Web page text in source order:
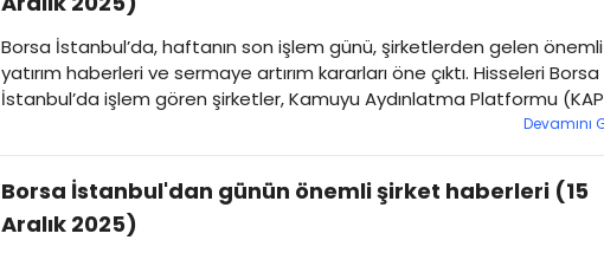
Borsa İstanbul’da, haftanın son işlem günü, şirketlerden gelen önemli
yatırım haberleri ve sermaye artırım kararları öne çıktı. Hisseleri Borsa
İstanbul’da işlem gören şirketler, Kamuyu Aydınlatma Platformu
duyurularıyla son gelişmelere dair yatırımcılarını bilgilendirdi. İşte
İstanbul’dan şirket haberleri…
Devamını
Borsa İstanbul'dan günün önemli şirket haberleri (15
Aralık 2025)